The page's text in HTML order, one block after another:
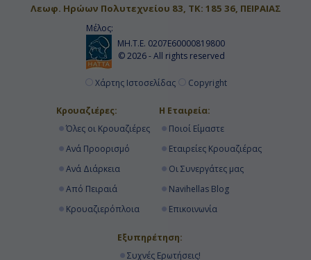
Λεωφ. Ηρώων Πολυτεχνείου 83, ΤΚ: 185 36, ΠΕΙΡΑΙΑΣ
Μέλος:
ΜΗ.Τ.Ε. 0207Ε60000819800
© 2026 - All rights reserved
Χάρτης Ιστοσελίδας Copyright
Κρουαζιέρες:
Όλες οι Κρουαζιέρες
Ανά Προορισμό
Ανά Διάρκεια
Από Πειραιά
Κρουαζιερόπλοια
Η Εταιρεία:
Ποιοί Είμαστε
Εταιρείες Κρουαζιέρας
Οι Συνεργάτες μας
Navihellas Blog
Επικοινωνία
Εξυπηρέτηση:
Συχνές Ερωτήσεις!